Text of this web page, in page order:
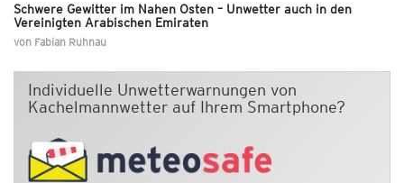
Schwere Gewitter im Nahen Osten – Unwetter auch in den
Vereinigten Arabischen Emiraten
von Fabian Ruhnau
Individuelle Unwetterwarnungen von
Kachelmannwetter auf Ihrem Smartphone?